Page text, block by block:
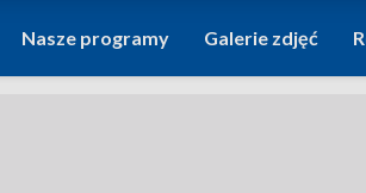
Nasze programy Galerie zdjęć